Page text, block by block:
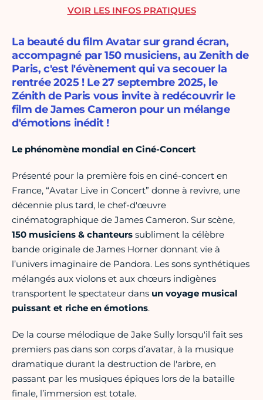
La beauté du film Avatar sur grand écran,
accompagné par 150 musiciens, au Zenith de
Paris, c'est l'évènement qui va secouer la
rentrée 2025 ! Le 27 septembre 2025, le
Zénith de Paris vous invite à redécouvrir le
film de James Cameron pour un mélange
d'émotions inédit !
Le phénomène mondial en Ciné-Concert
Présenté pour la première fois en ciné-concert en
France, “Avatar Live in Concert” donne à revivre, une
décennie plus tard, le chef-d'œuvre
cinématographique de James Cameron. Sur scène,
150 musiciens & chanteurs subliment la célèbre
bande originale de James Horner donnant vie à
l’univers imaginaire de Pandora. Les sons synthétiques
mélangés aux violons et aux chœurs indigènes
transportent le spectateur dans un voyage musical
puissant et riche en émotions.
De la course mélodique de Jake Sully lorsqu'il fait ses
premiers pas dans son corps d’avatar, à la musique
dramatique durant la destruction de l'arbre, en
passant par les musiques épiques lors de la bataille
finale, l’immersion est totale.
VOIR LES INFOS PRATIQUES